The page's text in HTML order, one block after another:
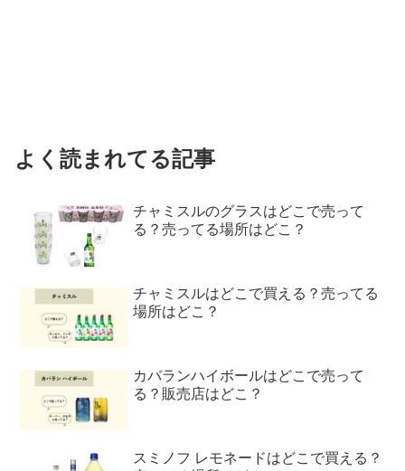
よく読まれてる記事
チャミスルのグラスはどこで売って
る？売ってる場所はどこ？
チャミスルはどこで買える？売ってる
場所はどこ？
カバランハイボールはどこで売って
る？販売店はどこ？
スミノフ レモネードはどこで買える？